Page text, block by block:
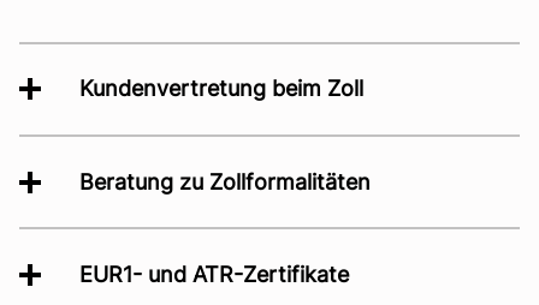
Kundenvertretung beim Zoll
Beratung zu Zollformalitäten
EUR1- und ATR-Zertifikate